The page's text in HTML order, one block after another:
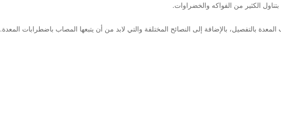
الكثير من الفواكه والخضراوات.
بالتفصيل، بالإضافة إلى النصائح المختلفة والتي لابد من أن يتبعها المصاب باضطرابات المعدة.